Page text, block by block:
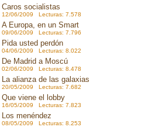
Caros socialistas
12/06/2009 Lecturas: 7.578
A Europa, en un Smart
09/06/2009 Lecturas: 7.796
Pida usted perdón
04/06/2009 Lecturas: 8.022
De Madrid a Moscú
02/06/2009 Lecturas: 8.478
La alianza de las galaxias
20/05/2009 Lecturas: 7.682
Que viene el lobby
16/05/2009 Lecturas: 7.823
Los menéndez
08/05/2009 Lecturas: 8.253